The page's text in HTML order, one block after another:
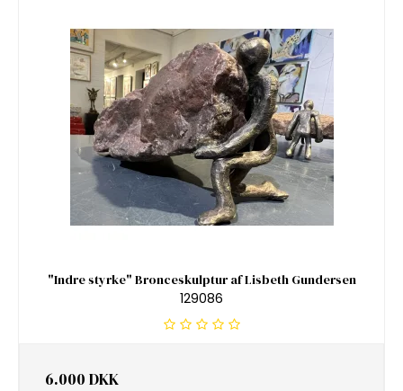
"Indre styrke" Bronceskulptur af Lisbeth Gundersen
129086
6.000 DKK